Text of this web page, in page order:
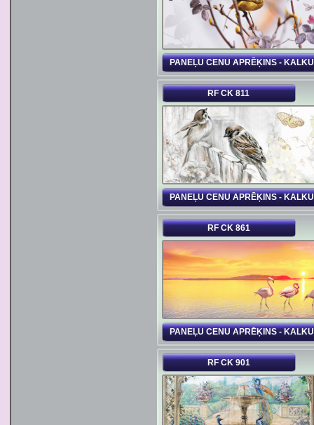
PANEĻU CENU APRĒĶINS -
RF CK 811
PANEĻU CENU APRĒĶINS -
RF CK 861
PANEĻU CENU APRĒĶINS -
RF CK 901